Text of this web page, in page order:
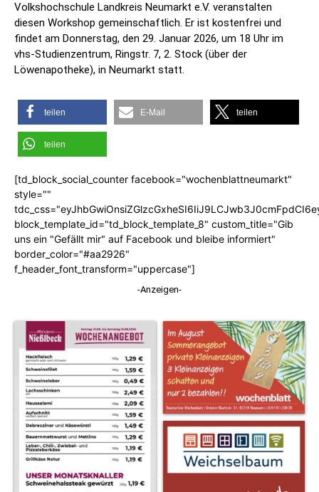
Volkshochschule Landkreis Neumarkt e.V. veranstalten
diesen Workshop gemeinschaftlich. Er ist kostenfrei und
findet am Donnerstag, den 29. Januar 2026, um 18 Uhr im
vhs-Studienzentrum, Ringstr. 7, 2. Stock (über der
Löwenapotheke), in Neumarkt statt.
teilen E-Mail teilen
teilen
[td_block_social_counter facebook="wochenblattneumarkt"
style=""
block_template_id="td_block_template_8" custom_title="Gib
uns ein "Gefällt mir" auf Facebook und bleibe informiert"
border_color="#aa2926"
f_header_font_transform="uppercase"]
-Anzeigen-